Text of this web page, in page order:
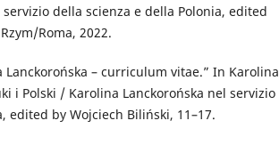
della scienza e della Polonia, edited
Roma, 2022.
Lanckorońska – curriculum vitae.” In Karolina
i Polski / Karolina Lanckorońska nel servizio
edited by Wojciech Biliński, 11–17.